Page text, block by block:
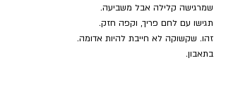
שמרגישה קלילה אבל משביעה.
תגישו עם לחם פריך, וקפה חזק.
זהו. שקשוקה לא חייבת להיות אדומה.
בתאבון.